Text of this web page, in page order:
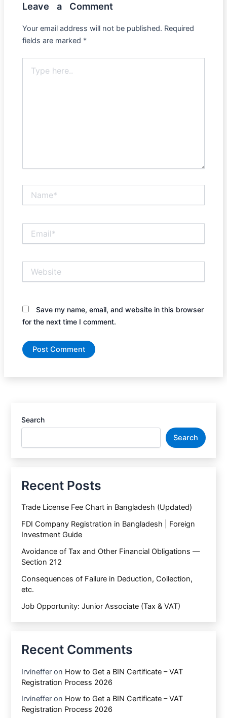
Leave a Comment
Your email address will not be published. Required
fields are marked *
here..
Save my name, email, and website in this browser
for the next time I comment.
Search
Search
Recent Posts
Trade License Fee Chart in Bangladesh (Updated)
FDI Company Registration in Bangladesh | Foreign
Investment Guide
Avoidance of Tax and Other Financial Obligations —
Section 212
Consequences of Failure in Deduction, Collection,
etc.
Job Opportunity: Junior Associate (Tax & VAT)
Recent Comments
Irvineffer on How to Get a BIN Certificate – VAT
Registration Process 2026
Irvineffer on How to Get a BIN Certificate – VAT
Registration Process 2026